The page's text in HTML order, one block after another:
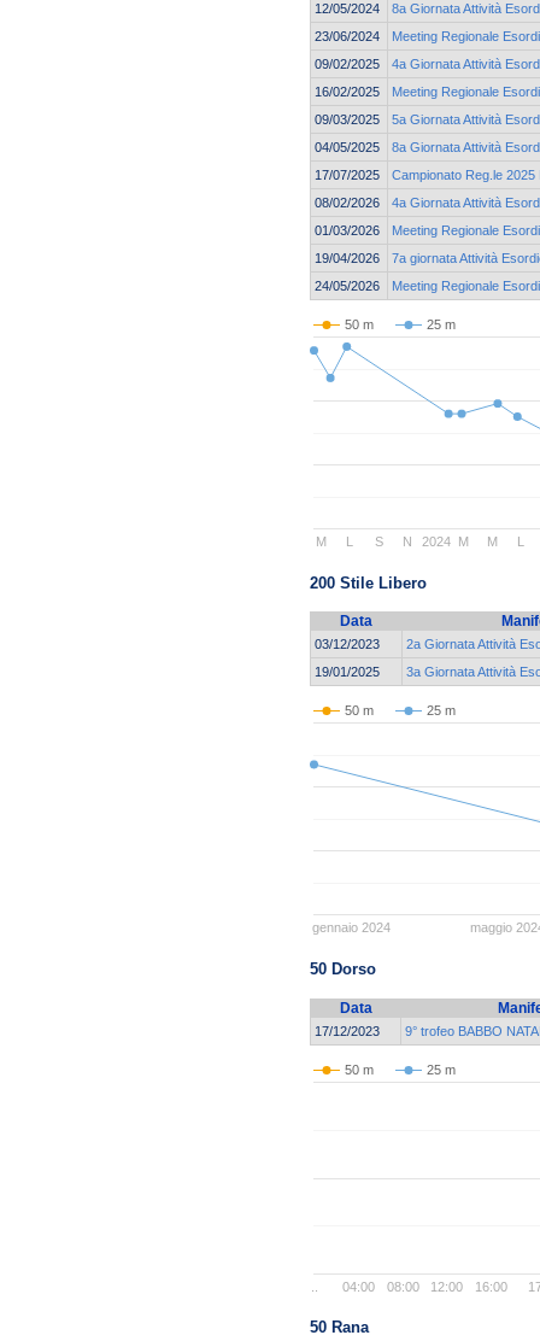
12/05/2024
8a Giornata Attività
23/06/2024
Meeting Regionale
09/02/2025
4a Giornata Attività
16/02/2025
Meeting Regionale
09/03/2025
5a Giornata Attività
04/05/2025
8a Giornata Attività
17/07/2025
Campionato Reg.le
08/02/2026
4a Giornata Attività
01/03/2026
Meeting Regionale
19/04/2026
7a giornata Attività
24/05/2026
Meeting Regionale
50 m 25 m
2024
M L S N M M L
200 Stile Libero
Data
03/12/2023
2a Giornata Attività
19/01/2025
3a Giornata Attività
50 m 25 m
gennaio 2024 maggio
50 Dorso
Data
17/12/2023 9° trofeo BABBO
50 m 25 m
04:00 08:00 12:00 16:00
50 Rana